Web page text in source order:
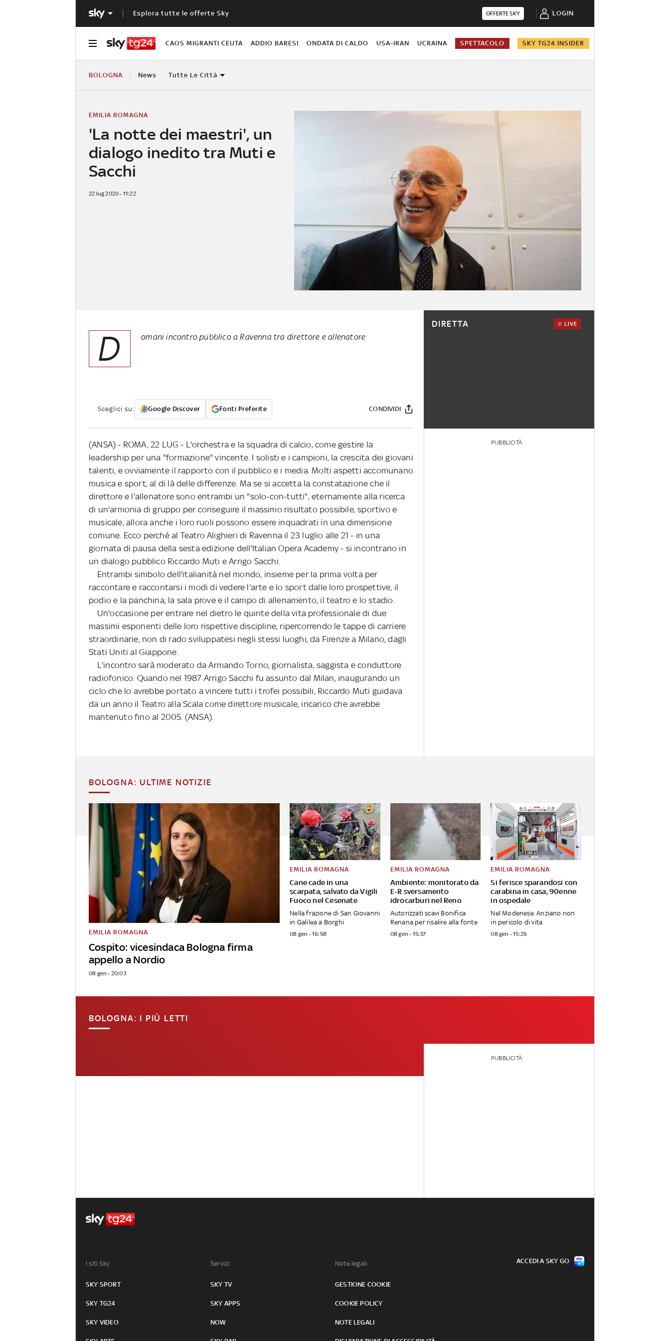
Esplora tutte le offerte Sky OFFERTE SKY LOGIN
CAOS MIGRANTI CEUTA ADDIO BARESI ONDATA DI CALDO USA-IRAN UCRAINA SPETTACOLO SKY TG24 INSIDER
BOLOGNA News Tutte Le Città
'La notte dei maestri', un
dialogo inedito tra Muti e
Sacchi
EMILIA ROMAGNA
22 lug 2020 - 11:22
D omani incontro pubblico a Ravenna tra direttore e allenatore
Sceglici su: Google Discover Fonti Preferite CONDIVIDI
(ANSA) - ROMA, 22 LUG - L'orchestra e la squadra di calcio, come gestire la
leadership per una "formazione" vincente. I solisti e i campioni, la crescita dei giovani
talenti, e ovviamente il rapporto con il pubblico e i media. Molti aspetti accomunano
musica e sport, al di là delle differenze. Ma se si accetta la constatazione che il
direttore e l'allenatore sono entrambi un "solo-con-tutti", eternamente alla ricerca
di un'armonia di gruppo per conseguire il massimo risultato possibile, sportivo e
musicale, allora anche i loro ruoli possono essere inquadrati in una dimensione
comune. Ecco perché al Teatro Alighieri di Ravenna il 23 luglio alle 21 - in una
giornata di pausa della sesta edizione dell'Italian Opera Academy - si incontrano in
un dialogo pubblico Riccardo Muti e Arrigo Sacchi.
Entrambi simbolo dell'italianità nel mondo, insieme per la prima volta per
raccontare e raccontarsi i modi di vedere l'arte e lo sport dalle loro prospettive, il
podio e la panchina, la sala prove e il campo di allenamento, il teatro e lo stadio.
Un'occasione per entrare nel dietro le quinte della vita professionale di due
massimi esponenti delle loro rispettive discipline, ripercorrendo le tappe di carriere
straordinarie, non di rado sviluppatesi negli stessi luoghi, da Firenze a Milano, dagli
Stati Uniti al Giappone.
L'incontro sarà moderato da Armando Torno, giornalista, saggista e conduttore
radiofonico. Quando nel 1987 Arrigo Sacchi fu assunto dal Milan, inaugurando un
ciclo che lo avrebbe portato a vincere tutti i trofei possibili, Riccardo Muti guidava
da un anno il Teatro alla Scala come direttore musicale, incarico che avrebbe
mantenuto fino al 2005. (ANSA).
DIRETTA LIVE
PUBBLICITÀ
BOLOGNA: ULTIME NOTIZIE
Cospito: vicesindaca Bologna firma
appello a Nordio
EMILIA ROMAGNA
08 gen - 20:03
Cane cade in una
scarpata, salvato da Vigili
Fuoco nel Cesenate
EMILIA ROMAGNA
Nella frazione di San Giovanni
in Galilea a Borghi
08 gen - 16:58
Ambiente: monitorato da
E-R sversamento
idrocarburi nel Reno
EMILIA ROMAGNA
Autorizzati scavi Bonifica
Renana per risalire alla fonte
08 gen - 15:37
Si ferisce sparandosi con
carabina in casa, 90enne
in ospedale
EMILIA ROMAGNA
Nel Modenese. Anziano non
in pericolo di vita
08 gen - 15:26
BOLOGNA: I PIÙ LETTI
PUBBLICITÀ
I siti Sky:
SKY SPORT
SKY TG24
SKY VIDEO
Servizi:
SKY TV
SKY APPS
NOW
Note legali:
GESTIONE COOKIE
COOKIE POLICY
NOTE LEGALI
ACCEDI A SKY GO